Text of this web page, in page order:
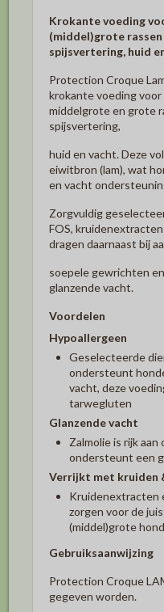
Krokante voeding
(middel)grote
spijsvertering, huid
Protection Croque
krokante voeding
middelgrote en grote
spijsvertering,
huid en vacht. Deze
eiwitbron (lam), wat
en vacht
Zorgvuldig
FOS,
dragen daarnaast bij
soepele gewrichten
glanzende vacht.
Voordelen
Hypoallergeen
Geselecteerde
ondersteunt
vacht, deze
tarwegluten
Glanzende vacht
Zalmolie is rijk
ondersteunt een
Verrijkt met kruiden
Kruidenextracten
zorgen voor de
(middel)grote
Gebruiksaanwijzing
Protection Croque
gegeven worden.